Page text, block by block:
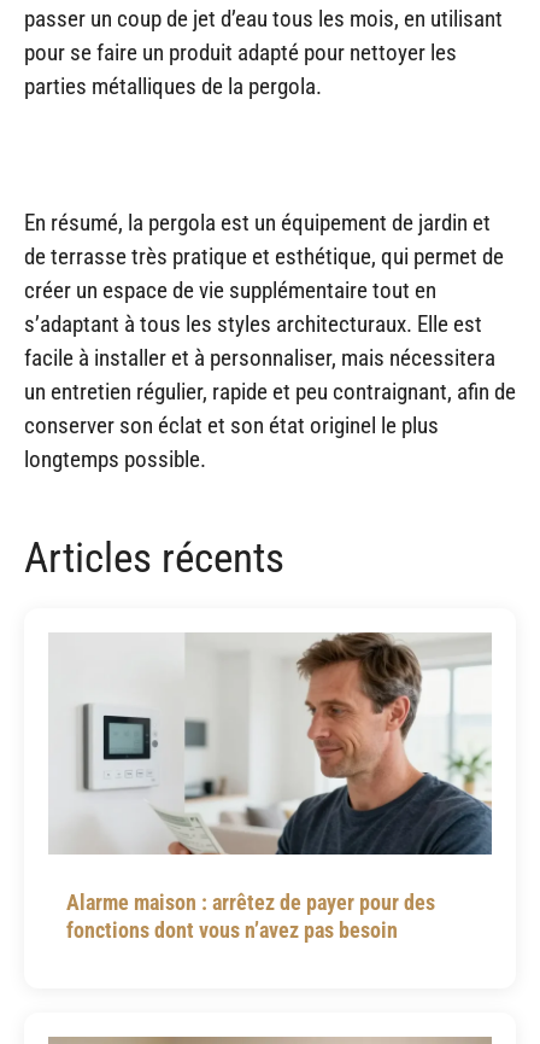
passer un coup de jet d’eau tous les mois, en utilisant
pour se faire un produit adapté pour nettoyer les
parties métalliques de la pergola.
En résumé, la pergola est un équipement de jardin et
de terrasse très pratique et esthétique, qui permet de
créer un espace de vie supplémentaire tout en
s’adaptant à tous les styles architecturaux. Elle est
facile à installer et à personnaliser, mais nécessitera
un entretien régulier, rapide et peu contraignant, afin de
conserver son éclat et son état originel le plus
longtemps possible.
Articles récents
Alarme maison : arrêtez de payer pour des
fonctions dont vous n’avez pas besoin